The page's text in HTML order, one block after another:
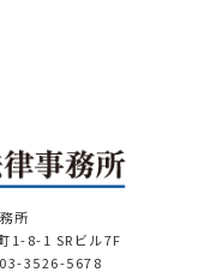
所
1-8-1 SRビル7F
3526-5678